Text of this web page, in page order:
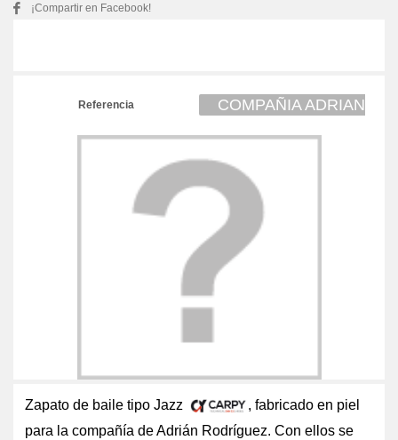
¡Compartir en Facebook!
Referencia COMPAÑIA ADRIAN
RODRIGUEZ
Zapato de baile tipo Jazz
, fabricado en piel
para la compañía de Adrián Rodríguez. Con ellos se